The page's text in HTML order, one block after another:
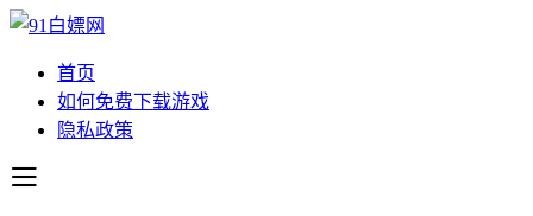
首页
如何免费下载游戏
隐私政策